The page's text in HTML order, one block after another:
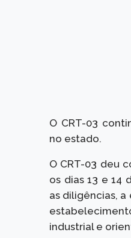
O CRT-03
no estado.
O CRT-03 deu
os dias 13 e 14
as diligências,
industrial e